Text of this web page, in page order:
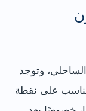
تمر حافلات على امتداد طريق Kingsway الساحلي، وتوجد
على نقطة